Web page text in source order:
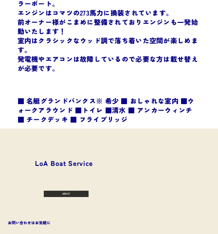
ラーボート。
エンジンはコマツの273馬力に換装されています。
前オーナー様がこまめに整備されておりエンジンも一発始
動いたします！
室内はクラシックなウッド調で落ち着いた空間が楽しめま
す。
発電機やエアコンは故障しているので必要な方は載せ替え
が必要です。
■ 名艇グランドバンクス※ 希少 ■ おしゃれな室内 ■ウ
ォークアラウンド ■トイレ ■清水 ■ アンカーウィンチ
■ チークデッキ ■ フライブリッジ
​LoA Boat Service
ABOUT
お問い合わせはお気軽に